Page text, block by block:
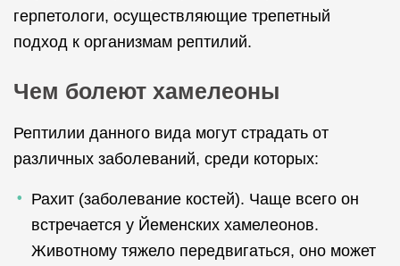
герпетологи, осуществляющие трепетный
подход к организмам рептилий.
Чем болеют хамелеоны
Рептилии данного вида могут страдать от
различных заболеваний, среди которых:
Рахит (заболевание костей). Чаще всего он
встречается у Йеменских хамелеонов.
Животному тяжело передвигаться, оно может